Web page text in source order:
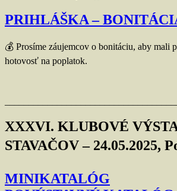
PRIHLÁŠKA –
💰 Prosíme záujemcov o bonitáciu, aby mali
hotovosť na poplatok.
XXXVI. KLUBOVÉ
STAVAČOV – 24.05.2025,
MINIKATALÓG